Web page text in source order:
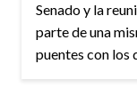
Senado y la
parte de una
puentes con los